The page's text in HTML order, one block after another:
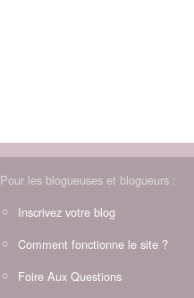
Pour les blogueuses et blogueurs :
Inscrivez votre blog
Comment fonctionne le site ?
Foire Aux Questions